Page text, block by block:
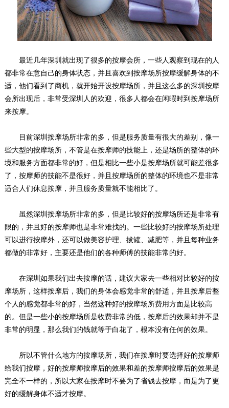
最近几年深圳就出现了很多的按摩会所，一些人观察到现在的人
都非常在意自己的身体状态，并且喜欢到按摩场所按摩缓解身体的不
适，他们看到了商机，就开始开设按摩场所，并且这么多的深圳按摩
会所出现后，非常受深圳人的欢迎，很多人都会在闲暇时到按摩场所
来按摩。
目前深圳按摩场所非常的多，但是服务质量有很大的差别，像一
些大型的按摩场所，不管是在按摩师的技能上，还是场所的整体的环
境和服务方面都非常的好，但是相比一些小是按摩场所就可能差很多
了，按摩师的技能不是很好，并且按摩场所的整体的环境也不是非常
适合人们休息按摩，并且服务质量就不能相比了。
虽然深圳按摩场所非常的多，但是比较好的按摩场所还是非常有
限的，并且好的按摩师也是非常难找的。一些比较好的按摩场所处理
可以进行按摩外，还可以做美容护理、拔罐、减肥等，并且每种业务
都做的非常好，主要还是他们的各种师傅的技能非常的好。
在深圳如果我们出去按摩的话，建议大家去一些相对比较好的按
摩场所，这样按摩后，我们的身体会感觉非常的舒适，并且按摩后整
个人的感觉都非常的好，当然这种好的按摩场所费用方面是比较高
的。但是一些小的按摩场所是收费非常的低，按摩后的效果却并不是
非常的明显，那么我们的钱就等于白花了，根本没有任何的效果。
所以不管什么地方的按摩场所，我们在按摩时要选择好的按摩师
给我们按摩，好的按摩师按摩后的效果和差的按摩师按摩后的效果是
完全不一样的，所以大家在按摩时不要为了省钱去按摩，而是为了更
好的缓解身体不适才按摩。